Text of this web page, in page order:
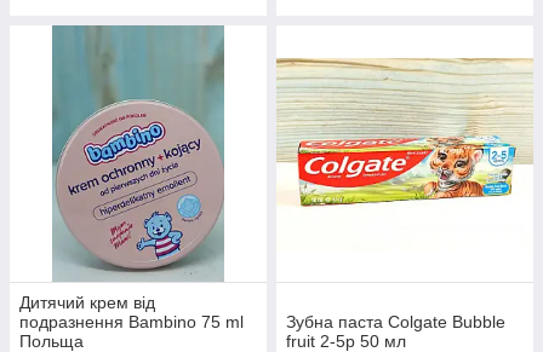
Дитячий крем від
подразнення Bambino 75 ml
Польща
Зубна паста Colgate Bubble
fruit 2-5р 50 мл